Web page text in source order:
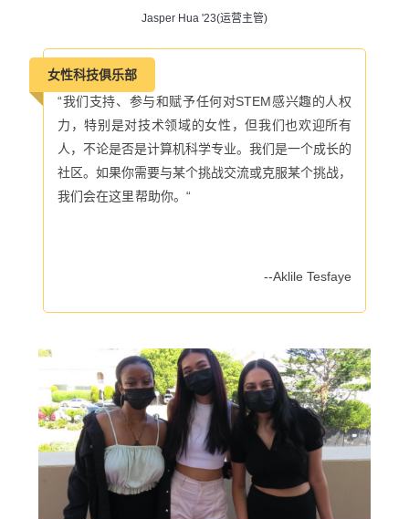
Jasper Hua '23(运营主管)
女性科技俱乐部
“我们支持、参与和赋予任何对STEM感兴趣的人权
力，特别是对技术领域的女性，但我们也欢迎所有
人，不论是否是计算机科学专业。我们是一个成长的
社区。如果你需要与某个挑战交流或克服某个挑战，
我们会在这里帮助你。“
--Aklile Tesfaye